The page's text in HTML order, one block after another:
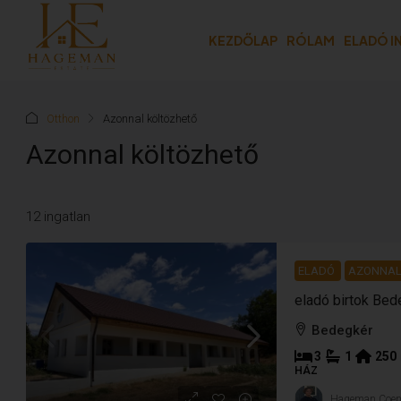
KEZDŐLAP RÓLAM ELADÓ
Otthon Azonnal költözhető
Azonnal költözhető
12 ingatlan
ELADÓ
eladó birtok
Bedegkér
3 1 250
HÁZ